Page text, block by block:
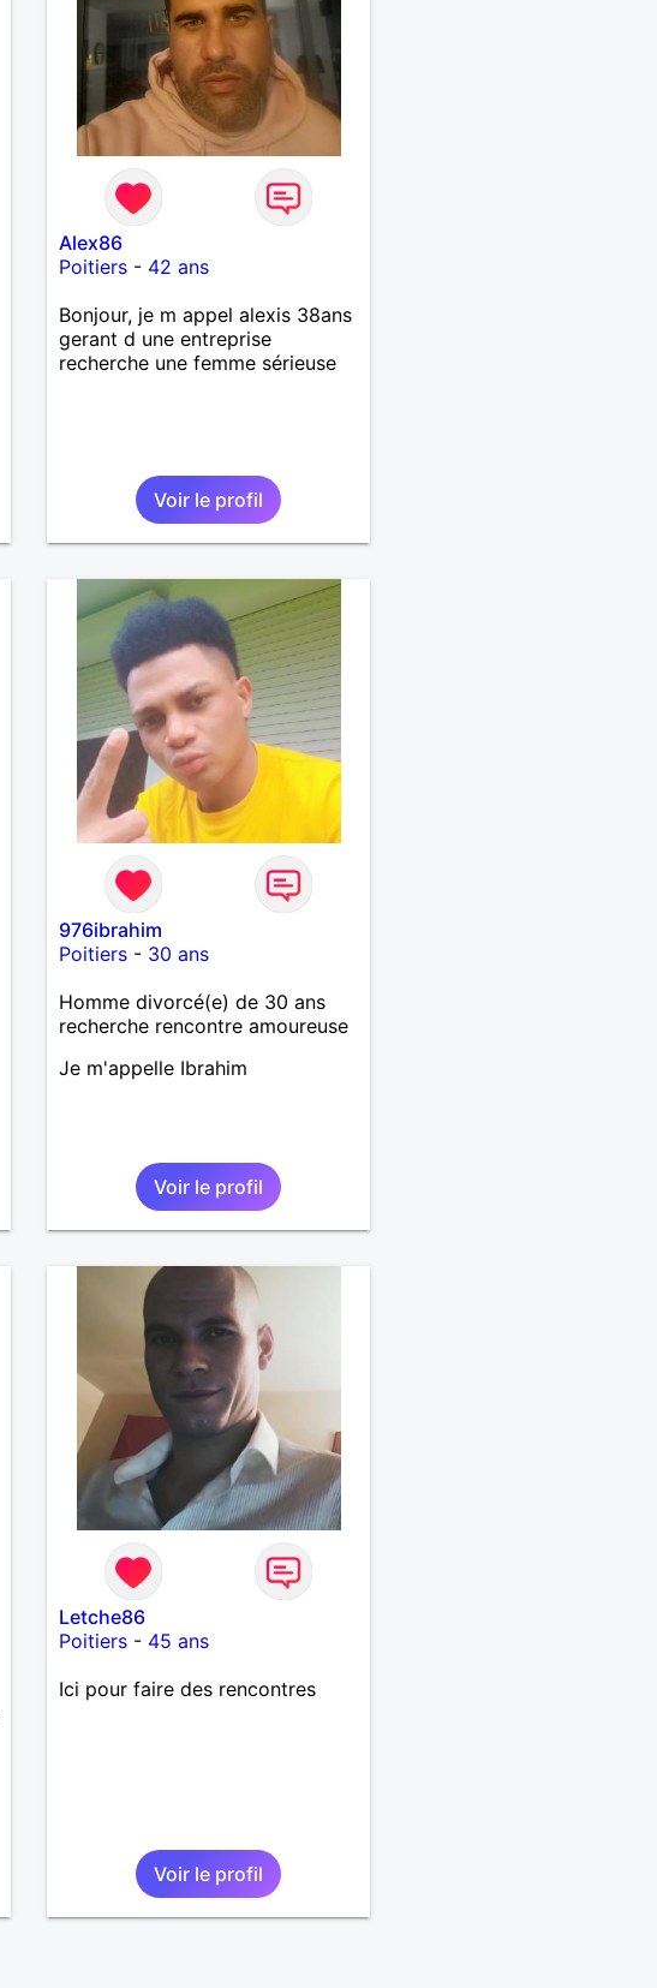
Alex86
Poitiers - 42 ans
Bonjour, je m appel alexis 38ans
gerant d une entreprise
recherche une femme sérieuse
Voir le profil
976ibrahim
Poitiers - 30 ans
Homme divorcé(e) de 30 ans
recherche rencontre amoureuse
Je m'appelle Ibrahim
Voir le profil
Letche86
Poitiers - 45 ans
Ici pour faire des rencontres
Voir le profil